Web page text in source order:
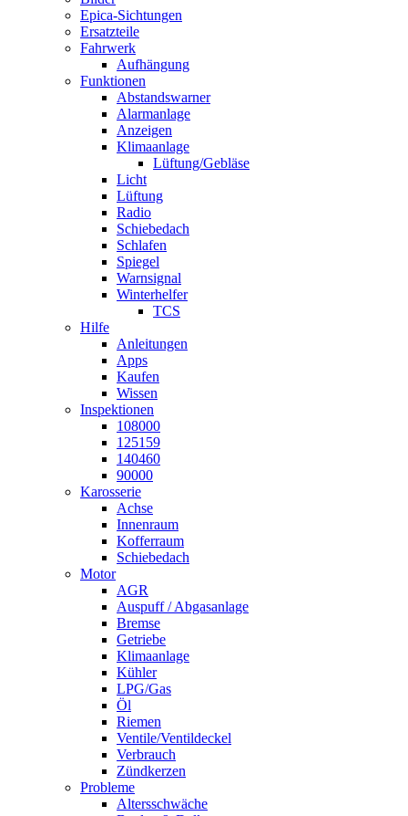
Epica-Sichtungen
Ersatzteile
Fahrwerk
Aufhängung
Funktionen
Abstandswarner
Alarmanlage
Anzeigen
Klimaanlage
Lüftung/Gebläse
Licht
Lüftung
Radio
Schiebedach
Schlafen
Spiegel
Warnsignal
Winterhelfer
TCS
Hilfe
Anleitungen
Apps
Kaufen
Wissen
Inspektionen
108000
125159
140460
90000
Karosserie
Achse
Innenraum
Kofferraum
Schiebedach
Motor
AGR
Auspuff / Abgasanlage
Bremse
Getriebe
Klimaanlage
Kühler
LPG/Gas
Öl
Riemen
Ventile/Ventildeckel
Verbrauch
Zündkerzen
Probleme
Altersschwäche